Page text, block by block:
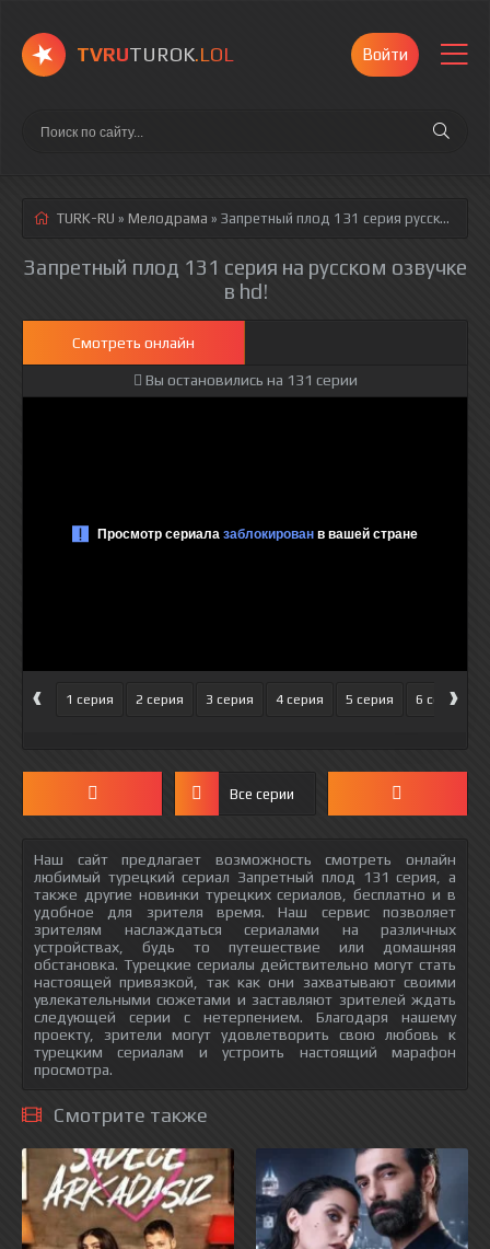
TVRUTUROK.LOL Войти
TURK-RU » Мелодрама » Запретный плод 131 серия русская озвучка полностью смотреть онлайн!
Запретный плод 131 серия на русском озвучке
в hd!
Смотреть онлайн
Вы остановились на 131 серии
‹ 1 серия 2 серия 3 серия 4 серия 5 серия 6 серия
›
Все серии
Наш сайт предлагает возможность смотреть онлайн
любимый турецкий сериал Запретный плод 131 серия, а
также другие новинки турецких сериалов, бесплатно и в
удобное для зрителя время. Наш сервис позволяет
зрителям наслаждаться сериалами на различных
устройствах, будь то путешествие или домашняя
обстановка. Турецкие сериалы действительно могут стать
настоящей привязкой, так как они захватывают своими
увлекательными сюжетами и заставляют зрителей ждать
следующей серии с нетерпением. Благодаря нашему
проекту, зрители могут удовлетворить свою любовь к
турецким сериалам и устроить настоящий марафон
просмотра.
Смотрите также